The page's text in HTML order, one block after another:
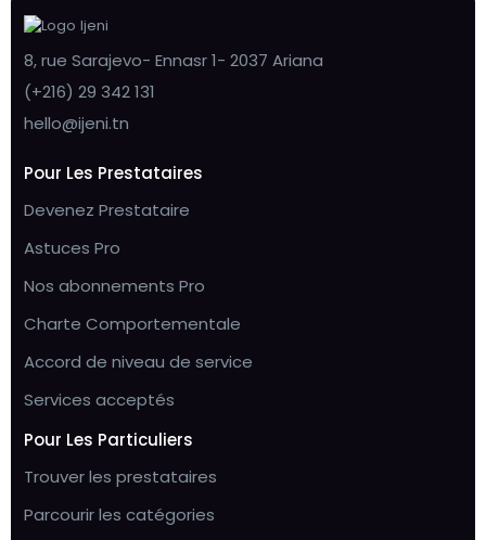
8, rue Sarajevo- Ennasr 1- 2037 Ariana
(+216) 29 342 131
hello@ijeni.tn
Pour Les Prestataires
Devenez Prestataire
Astuces Pro
Nos abonnements Pro
Charte Comportementale
Accord de niveau de service
Services acceptés
Pour Les Particuliers
Trouver les prestataires
Parcourir les catégories